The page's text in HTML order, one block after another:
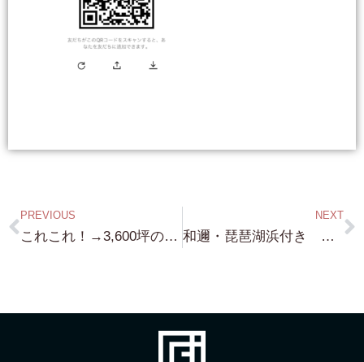
PREVIOUS
これこれ！→3,600坪の土地（笑）タダで差し上げます！・・2,780万円！究極の隠れ家（笑）琵琶湖浜前！を買ってくれたら（笑）長浜市 写真のような ”絶景”ポイント 浜まで５歩（真面目に）約240.82坪!!!!
NEXT
和邇・琵琶湖浜付き 約200坪 ジェット・バスボート 上げ下げも勿論できる 絶好のポイントです！・・・広さもお手頃。